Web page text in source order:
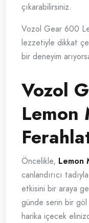
çıkarabilirsiniz.
Vozol Gear 600
lezzetiyle dikkat
bir deneyim
Vozol
Lemon
Öncelikle, Lemon
canlandırıcı
etkisini bir araya
günde serin bir göl
harika içecek